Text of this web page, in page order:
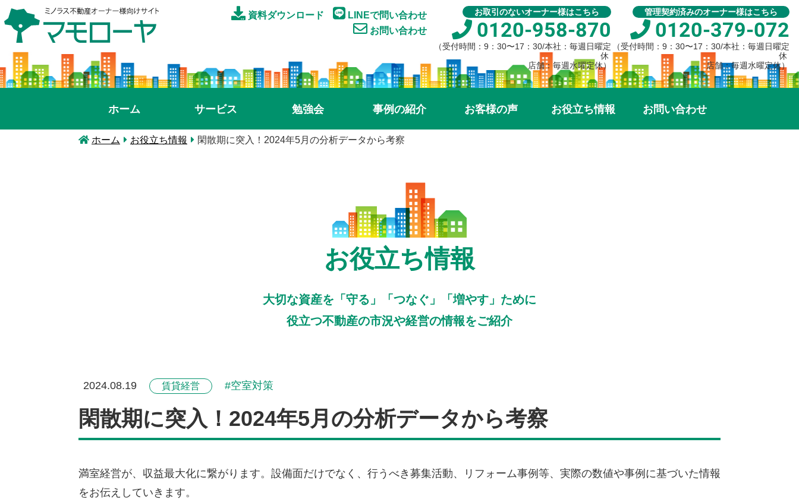
資料ダウンロード
LINEで問い合わせ
お問い合わせ
お取引のないオーナー様はこちら
0120-958-870
（受付時間：9：30〜17：30/本社：毎週日曜定
休
店舗：毎週水曜定休）
管理契約済みのオーナー様はこちら
0120-379-072
（受付時間：9：30〜17：30/本社：毎週日曜定
休
店舗：毎週水曜定休）
ホーム サービス 勉強会 事例の紹介 お客様の声 お役立ち情報 お問い合わせ
ホーム お役立ち情報 閑散期に突入！2024年5月の分析データから考察
お役立ち情報
大切な資産を「守る」「つなぐ」「増やす」ために
役立つ不動産の市況や経営の情報をご紹介
2024.08.19 賃貸経営 空室対策
閑散期に突入！2024年5月の分析データから考察
満室経営が、収益最大化に繋がります。設備面だけでなく、行うべき募集活動、リフォーム事例等、実際の数値や事例に基づいた情報
をお伝えしていきます。